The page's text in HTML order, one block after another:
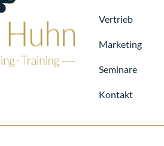
Vertrieb
Marketing
Seminare
Kontakt